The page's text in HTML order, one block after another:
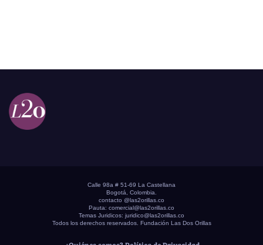
Calle 98a # 51-69 La Castellana
Bogotá, Colombia.
contacto @las2orillas.co
Pauta: comercial@las2orillas.co
Temas Juridicos: juridico@las2orillas.co
Todos los derechos reservados. Fundación Las Dos Orillas